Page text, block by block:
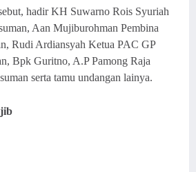
hadir KH Suwarno Rois Syuriah
Aan Mujiburohman Pembina
Rudi Ardiansyah Ketua PAC GP
Bpk Guritno, A.P Pamong Raja
serta tamu undangan lainya.